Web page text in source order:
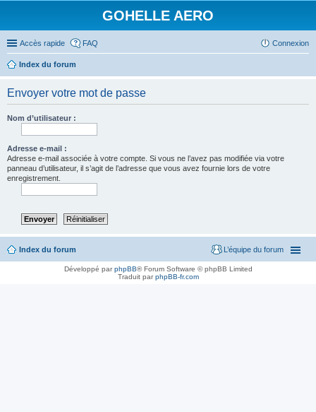
GOHELLE AERO
Accès rapide FAQ Connexion
Index du forum
Envoyer votre mot de passe
Nom d’utilisateur :
Adresse e-mail :
Adresse e-mail associée à votre compte. Si vous ne l’avez pas modifiée via votre
panneau d’utilisateur, il s’agit de l’adresse que vous avez fournie lors de votre
enregistrement.
Index du forum L’équipe du forum
Développé parphpBB® Forum Software © phpBB Limited
Traduit parphpBB-fr.com